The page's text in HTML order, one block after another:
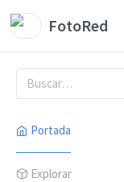
FotoRed
Portada
Explorar